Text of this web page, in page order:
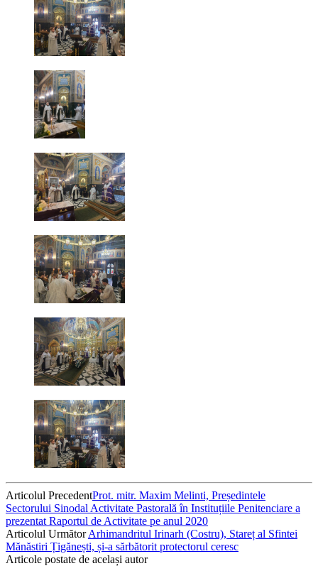
Articolul PrecedentProt. mitr. Maxim Melinti, Președintele
Sectorului Sinodal Activitate Pastorală în Instituțiile Penitenciare a
prezentat Raportul de Activitate pe anul 2020
Articolul UrmătorArhimandritul Irinarh (Costru), Stareț al Sfintei
Mănăstiri Țigănești, și-a sărbătorit protectorul ceresc
Articole postate de același autor